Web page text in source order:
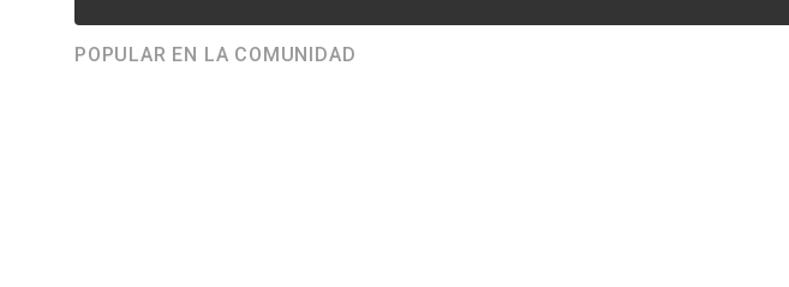
POPULAR EN LA COMUNIDAD